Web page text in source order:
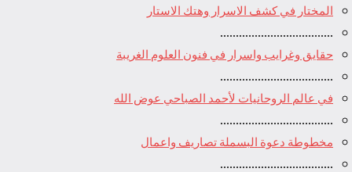
المختار في كشف الاسرار وهتك الاستار
....................................
حقايق وغرايب واسرار في فنون العلوم الغريبة
....................................
في عالم الروحانيات لأحمد الصباحي عوض الله
....................................
مخطوطة دعوة البسملة تصاريف واعمال
....................................